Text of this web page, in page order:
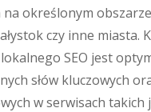
na określonym
czy inne miasta.
SEO jest
słów kluczowych
w serwisach takich